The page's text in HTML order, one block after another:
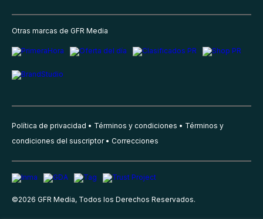
Otras marcas de GFR Media
Política de privacidad Términos y condiciones
Términos y
condiciones del suscriptor
Correcciones
©2026 GFR Media, Todos los Derechos Reservados.